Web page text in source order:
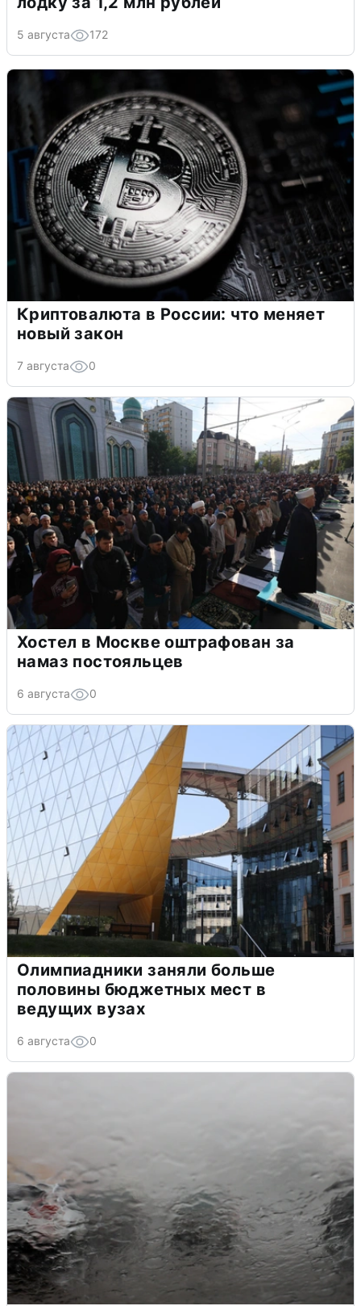
5 августа 172
Криптовалюта в России: что меняет
новый закон
7 августа 0
Хостел в Москве оштрафован за
намаз постояльцев
6 августа 0
Олимпиадники заняли больше
половины бюджетных мест в
ведущих вузах
6 августа 0